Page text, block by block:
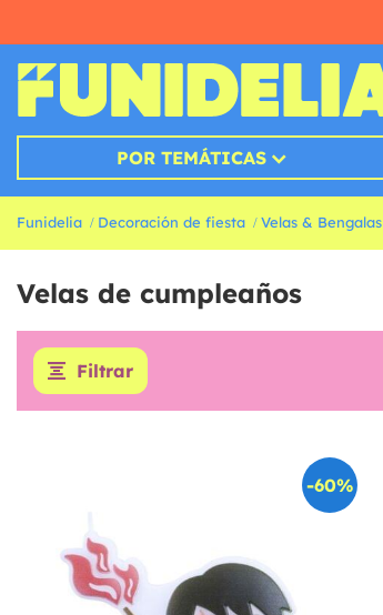
POR TEMÁTICAS
Funidelia Decoración de fiesta Velas & Bengalas
Velas de cumpleaños
Filtrar
-60%